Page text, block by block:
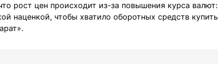
рост цен происходит из-за повышения курса валют:
наценкой, чтобы хватило оборотных средств купить